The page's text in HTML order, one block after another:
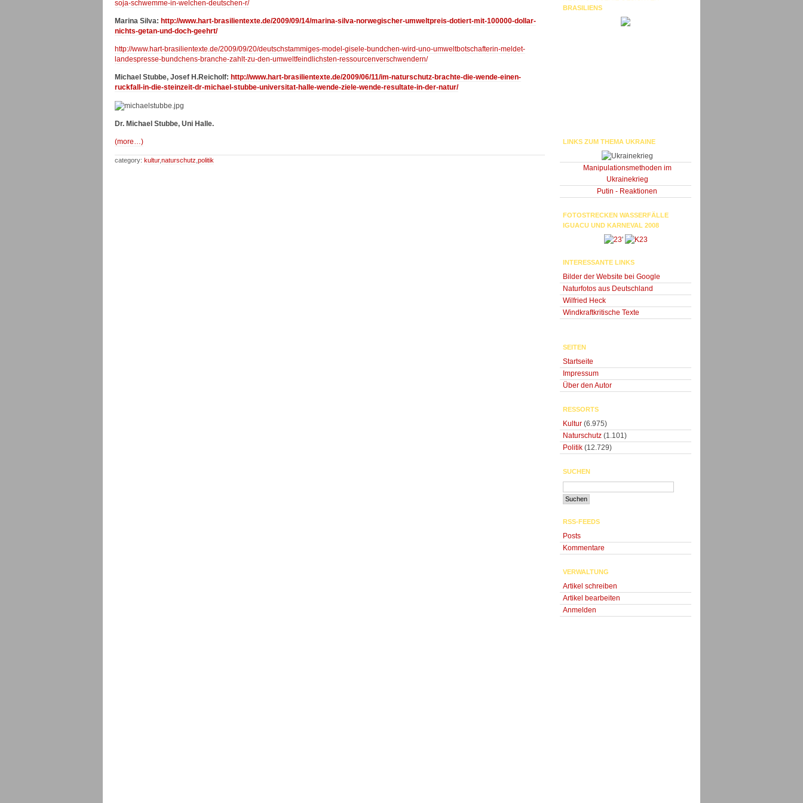
soja-schwemme-in-welchen-deutschen-r/
Marina Silva: http://www.hart-brasilientexte.de/2009/09/14/marina-silva-norwegischer-umweltpreis-dotiert-mit-100000-dollar-
nichts-getan-und-doch-geehrt/
http://www.hart-brasilientexte.de/2009/09/20/deutschstammiges-model-gisele-bundchen-wird-uno-umweltbotschafterin-meldet-
landespresse-bundchens-branche-zahlt-zu-den-umweltfeindlichsten-ressourcenverschwendern/
Michael Stubbe, Josef H.Reicholf: http://www.hart-brasilientexte.de/2009/06/11/im-naturschutz-brachte-die-wende-einen-
ruckfall-in-die-steinzeit-dr-michael-stubbe-universitat-halle-wende-ziele-wende-resultate-in-der-natur/
Dr. Michael Stubbe, Uni Halle.
(more…)
category: kultur,naturschutz politik
BRASILIENS
LINKS ZUM THEMA UKRAINE
Manipulationsmethoden im
Ukrainekrieg
Putin - Reaktionen
FOTOSTRECKEN WASSERFÄLLE
IGUACU UND KARNEVAL 2008
'
INTERESSANTE LINKS
Bilder der Website bei Google
Naturfotos aus Deutschland
Wilfried Heck
Windkraftkritische Texte
SEITEN
Startseite
Impressum
Über den Autor
RESSORTS
Kultur (6.975)
Naturschutz (1.101)
Politik (12.729)
SUCHEN
RSS-FEEDS
Posts
Kommentare
VERWALTUNG
Artikel schreiben
Artikel bearbeiten
Anmelden